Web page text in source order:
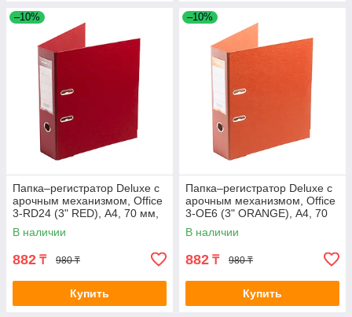
–10%
Папка–регистратор Deluxe с
арочным механизмом, Office
3-RD24 (3" RED), А4, 70 мм,
красный
В наличии
882 ₸ 980 ₸
Купить
–10%
Папка–регистратор Deluxe с
арочным механизмом, Office
3-OE6 (3" ORANGE), А4, 70
мм, оранжевый
В наличии
882 ₸ 980 ₸
Купить